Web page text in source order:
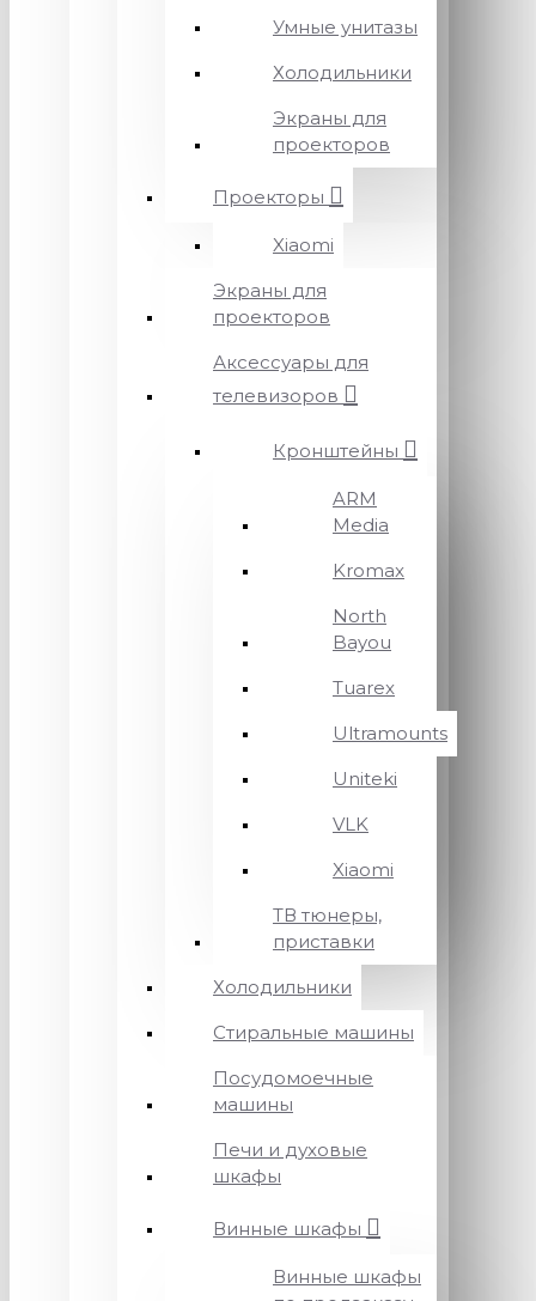
Умные унитазы
Холодильники
Экраны для
проекторов
Проекторы
Xiaomi
Экраны для
проекторов
Аксессуары для
телевизоров
Кронштейны
ARM
Media
Kromax
North
Bayou
Tuarex
Ultramounts
Uniteki
VLK
Xiaomi
ТВ тюнеры,
приставки
Холодильники
Стиральные машины
Посудомоечные
машины
Печи и духовые
шкафы
Винные шкафы
Винные шкафы